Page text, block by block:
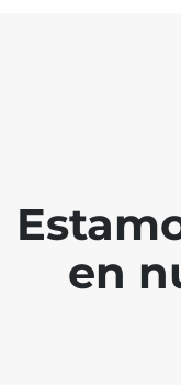
en